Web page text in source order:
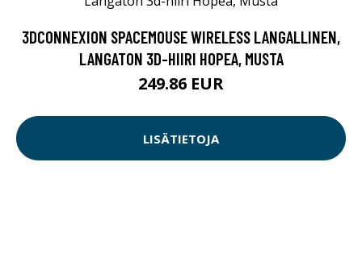
3DCONNEXION SPACEMOUSE WIRELESS LANGALLINEN,
LANGATON 3D-HIIRI HOPEA, MUSTA
249.86 EUR
LISÄTIETOJA